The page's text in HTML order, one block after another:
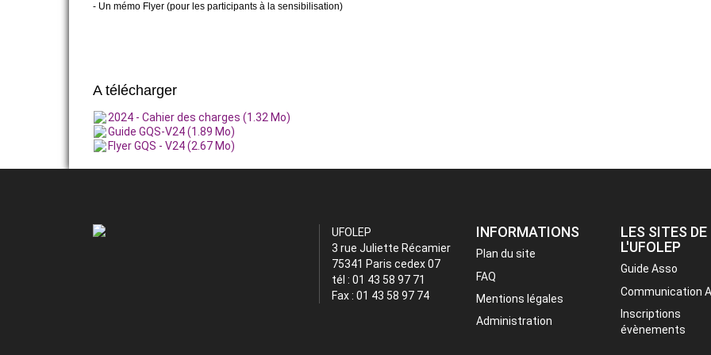
- Un mémo Flyer (pour les participants à la sensibilisation)
A télécharger
2024 - Cahier des charges (1.32 Mo)
Guide GQS-V24 (1.89 Mo)
Flyer GQS - V24 (2.67 Mo)
UFOLEP
3 rue Juliette Récamier
75341 Paris cedex 07
tél : 01 43 58 97 71
Fax : 01 43 58 97 74
INFORMATIONS
Plan du site
FAQ
Mentions légales
Administration
LES SITES DE
L'UFOLEP
Guide Asso
Communication
Inscriptions
évènements